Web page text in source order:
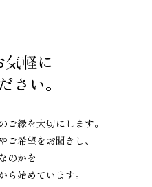
気軽に
さい。
ご縁を大切にします。
ご希望をお聞きし、
のかを
ら始めています。